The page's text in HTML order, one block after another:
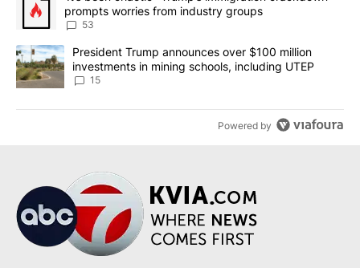
prompts worries from industry groups
53
A trending article titled "President Trump announces over $100
President Trump announces over $100 million
investments in mining schools, including UTEP
15
Powered by